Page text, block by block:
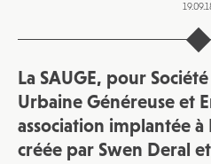
La SAUGE, pour
Urbaine Généreuse et
association implantée
créée par Swen Deral